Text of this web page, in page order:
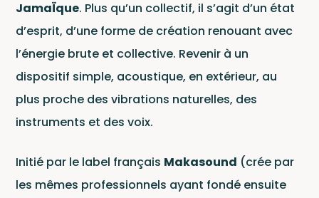
JamaÏque. Plus qu’un collectif, il s’agit d’un état
d’esprit, d’une forme de création renouant avec
l’énergie brute et collective. Revenir à un
dispositif simple, acoustique, en extérieur, au
plus proche des vibrations naturelles, des
instruments et des voix.
Initié par le label français Makasound (crée par
les mêmes professionnels ayant fondé ensuite